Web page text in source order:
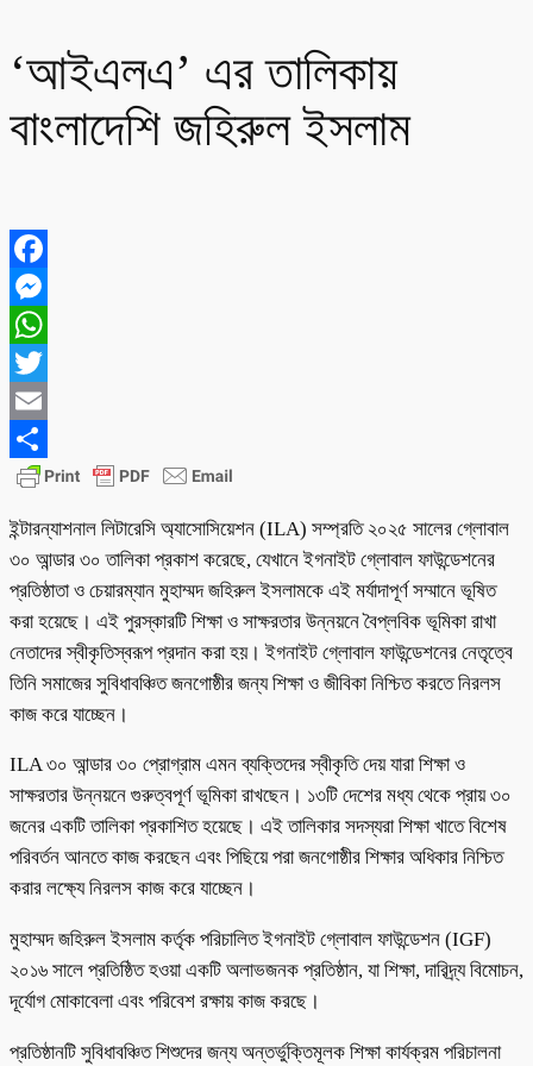
‘আইএলএ’ এর তালিকায়
বাংলাদেশি জহিরুল ইসলাম
Facebook
Messenger
WhatsApp
Twitter
Email
Share
ইন্টারন্যাশনাল লিটারেসি অ্যাসোসিয়েশন (ILA) সম্প্রতি ২০২৫ সালের গ্লোবাল
৩০ আন্ডার ৩০ তালিকা প্রকাশ করেছে, যেখানে ইগনাইট গ্লোবাল ফাউন্ডেশনের
প্রতিষ্ঠাতা ও চেয়ারম্যান মুহাম্মদ জহিরুল ইসলামকে এই মর্যাদাপূর্ণ সম্মানে ভূষিত
করা হয়েছে। এই পুরস্কারটি শিক্ষা ও সাক্ষরতার উন্নয়নে বৈপ্লবিক ভূমিকা রাখা
নেতাদের স্বীকৃতিস্বরূপ প্রদান করা হয়। ইগনাইট গ্লোবাল ফাউন্ডেশনের নেতৃত্বে
তিনি সমাজের সুবিধাবঞ্চিত জনগোষ্ঠীর জন্য শিক্ষা ও জীবিকা নিশ্চিত করতে নিরলস
কাজ করে যাচ্ছেন।
ILA ৩০ আন্ডার ৩০ প্রোগ্রাম এমন ব্যক্তিদের স্বীকৃতি দেয় যারা শিক্ষা ও
সাক্ষরতার উন্নয়নে গুরুত্বপূর্ণ ভূমিকা রাখছেন। ১৩টি দেশের মধ্য থেকে প্রায় ৩০
জনের একটি তালিকা প্রকাশিত হয়েছে। এই তালিকার সদস্যরা শিক্ষা খাতে বিশেষ
পরিবর্তন আনতে কাজ করছেন এবং পিছিয়ে পরা জনগোষ্ঠীর শিক্ষার অধিকার নিশ্চিত
করার লক্ষ্যে নিরলস কাজ করে যাচ্ছেন।
মুহাম্মদ জহিরুল ইসলাম কর্তৃক পরিচালিত ইগনাইট গ্লোবাল ফাউন্ডেশন (IGF)
২০১৬ সালে প্রতিষ্ঠিত হওয়া একটি অলাভজনক প্রতিষ্ঠান, যা শিক্ষা, দারিদ্র্য বিমোচন,
দূর্যোগ মোকাবেলা এবং পরিবেশ রক্ষায় কাজ করছে।
প্রতিষ্ঠানটি সুবিধাবঞ্চিত শিশুদের জন্য অন্তর্ভুক্তিমূলক শিক্ষা কার্যক্রম পরিচালনা